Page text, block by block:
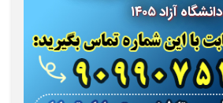
دانشگاه آزاد ۱۴۰۵